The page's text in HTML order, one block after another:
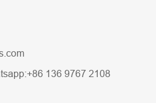
+86 136 9767 2108